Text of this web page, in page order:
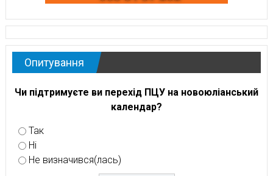
Опитування
Чи підтримуєте ви перехід ПЦУ на новоюліанський
календар?
Так
Ні
Не визначився(лась)